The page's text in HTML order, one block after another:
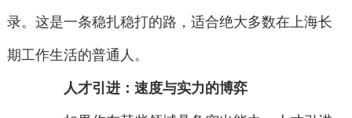
录。这是一条稳扎稳打的路，适合绝大多数在上海长
期工作生活的普通人。
人才引进：速度与实力的博弈